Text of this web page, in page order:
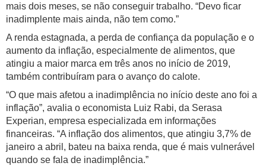
mais dois meses, se não conseguir trabalho. “Devo ficar
inadimplente mais ainda, não tem como.”
A renda estagnada, a perda de confiança da população e o
aumento da inflação, especialmente de alimentos, que
atingiu a maior marca em três anos no início de 2019,
também contribuíram para o avanço do calote.
“O que mais afetou a inadimplência no início deste ano foi a
inflação”, avalia o economista Luiz Rabi, da Serasa
Experian, empresa especializada em informações
financeiras. “A inflação dos alimentos, que atingiu 3,7% de
janeiro a abril, bateu na baixa renda, que é mais vulnerável
quando se fala de inadimplência.”